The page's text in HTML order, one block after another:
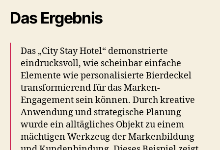
Das Ergebnis
Das „City Stay Hotel“ demonstrierte
eindrucksvoll, wie scheinbar einfache
Elemente wie personalisierte Bierdeckel
transformierend für das Marken-
Engagement sein können. Durch kreative
Anwendung und strategische Planung
wurde ein alltägliches Objekt zu einem
mächtigen Werkzeug der Markenbildung